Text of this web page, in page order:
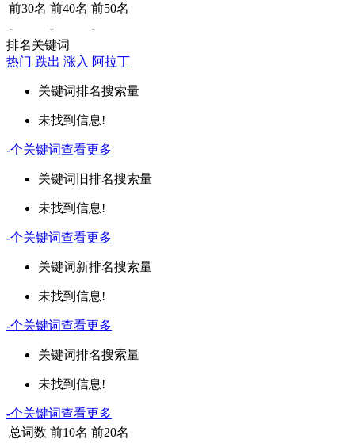
前30名 前40名 前50名
-
-
-
排名关键词
热门 跌出 涨入 阿拉丁
关键词排名搜索量
未找到信息!
-个关键词查看更多
关键词 旧排名搜索量
未找到信息!
-个关键词查看更多
关键词新排名搜索量
未找到信息!
-个关键词查看更多
关键词排名搜索量
未找到信息!
-个关键词查看更多
总词数 前10名 前20名